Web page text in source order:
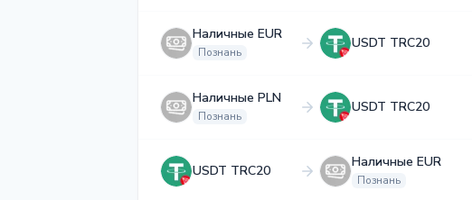
Наличные EUR
Познань
USDT TRC20
Наличные PLN
Познань
USDT TRC20
USDT TRC20
Наличные EUR
Познань